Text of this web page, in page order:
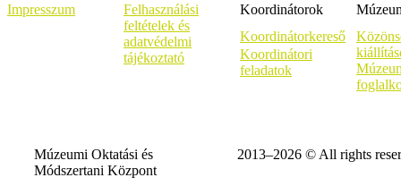
Impresszum
Felhasználási
feltételek és
adatvédelmi
tájékoztató
Koordinátorok
Koordinátorkereső
Koordinátori
feladatok
Múzeumi Oktatási és
Módszertani Központ
2013–2026 © All rights